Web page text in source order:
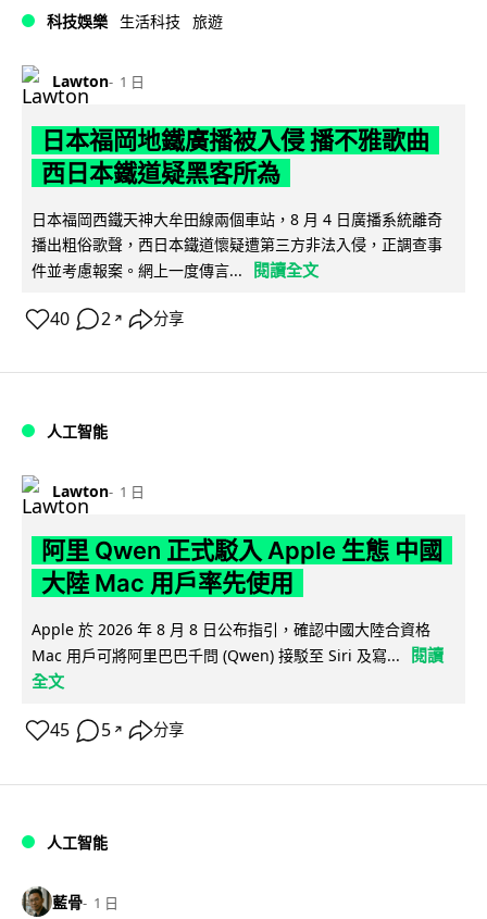
科技娛樂 生活科技 旅遊
Lawton 1 日
日本福岡地鐵廣播被入侵 播不雅歌曲
西日本鐵道疑黑客所為
日本福岡西鐵天神大牟田線兩個車站，8 月 4 日廣播系統離奇
播出粗俗歌聲，西日本鐵道懷疑遭第三方非法入侵，正調查事
件並考慮報案。網上一度傳言...
閱讀全文
40 2 ↗ 分享
人工智能
Lawton 1 日
阿里 Qwen 正式駁入 Apple 生態 中國
大陸 Mac 用戶率先使用
Apple 於 2026 年 8 月 8 日公布指引，確認中國大陸合資格
Mac 用戶可將阿里巴巴千問 (Qwen) 接駁至 Siri 及寫...
閱讀
全文
45 5 ↗ 分享
人工智能
藍骨 1 日